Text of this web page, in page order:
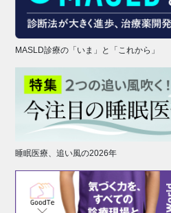
MASLD診療の「いま」と「これから」
睡眠医療、追い風の2026年